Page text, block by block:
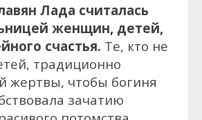
Лада считалась
женщин, детей,
счастья. Те, кто не
традиционно
жертвы, чтобы богиня
зачатию